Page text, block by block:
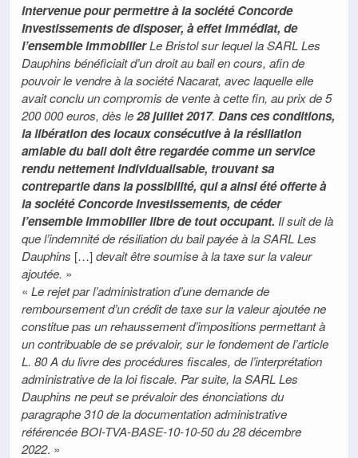
intervenue pour permettre à la société Concorde
Investissements de disposer, à effet immédiat, de
l’ensemble immobilierLe Bristol sur lequel la SARL Les
Dauphins bénéficiait d’un droit au bail en cours, afin de
pouvoir le vendre à la société Nacarat, avec laquelle elle
avait conclu un compromis de vente à cette fin, au prix de 5
200 000 euros, dès le28 juillet 2017. Dans ces conditions,
la libération des locaux consécutive à la résiliation
amiable du bail doit être regardée comme un service
rendu nettement individualisable, trouvant sa
contrepartie dans la possibilité, qui a ainsi été offerte à
la société Concorde Investissements, de céder
l’ensemble immobilier libre de tout occupant. Il suit de là
que l’indemnité de résiliation du bail payée à la SARL Les
Dauphins […]devait être soumise à la taxe sur la valeur
ajoutée. »
« Le rejet par l’administration d’une demande de
remboursement d’un crédit de taxe sur la valeur ajoutée ne
constitue pas un rehaussement d’impositions permettant à
un contribuable de se prévaloir, sur le fondement de l’article
L. 80 A du livre des procédures fiscales, de l’interprétation
administrative de la loi fiscale. Par suite, la SARL Les
Dauphins ne peut se prévaloir des énonciations du
paragraphe 310 de la documentation administrative
référencée BOI-TVA-BASE-10-10-50 du 28 décembre
2022. »